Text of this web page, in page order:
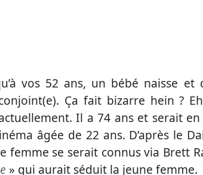
vos 52 ans, un bébé naisse
Ça fait bizarre hein ?
Il a 74 ans et serait
âgée de 22 ans. D’après le
femme se serait connus via Brett
» qui aurait séduit la jeune femme.